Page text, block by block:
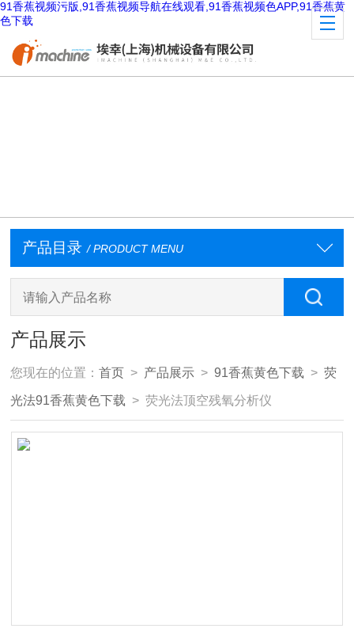
91香蕉视频污版,91香蕉视频导航在线观看,91香蕉视频色APP,91香蕉黄
色下载
产品目录 / PRODUCT MENU
产品展示
您现在的位置：首页 > 产品展示 >91香蕉黄色下载 >荧
光法91香蕉黄色下载 > 荧光法顶空残氧分析仪